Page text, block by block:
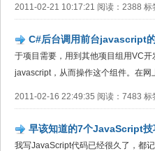
2011-02-21 10:17:21 阅读：2388 标
C#后台调用前台javascript
于项目需要，用到其他项目组用VC
javascript，从而操作这个组件。在网
2011-02-16 22:49:35 阅读：7483 标
早该知道的7个JavaScript技
我写JavaScript代码已经很久了，都